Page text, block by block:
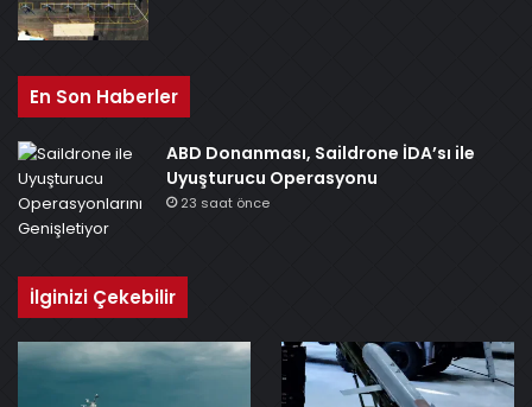
En Son Haberler
ABD Donanması, Saildrone İDA’sı ile
Uyuşturucu Operasyonu
23 saat önce
İlginizi Çekebilir